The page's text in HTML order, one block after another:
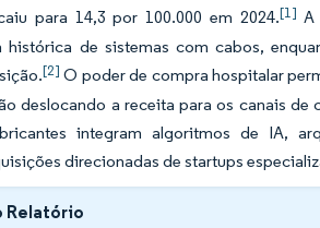
para 14,3 por 100.000 em 2024.[1] A
histórica de sistemas com cabos,
[2] O poder de compra hospitalar
deslocando a receita para os canais
integram algoritmos de IA,
direcionadas de startups
Relatório